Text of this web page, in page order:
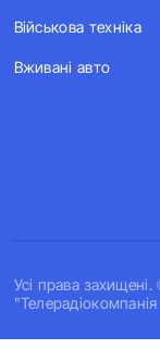
Усi права
Військова техніка
Вживані авто